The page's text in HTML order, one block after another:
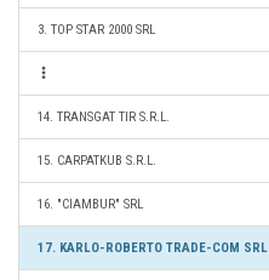
3. TOP STAR 2000 SRL
14. TRANSGAT TIR S.R.L.
15. CARPATKUB S.R.L.
16. "CIAMBUR" SRL
17. KARLO-ROBERTO TRADE-COM SRL